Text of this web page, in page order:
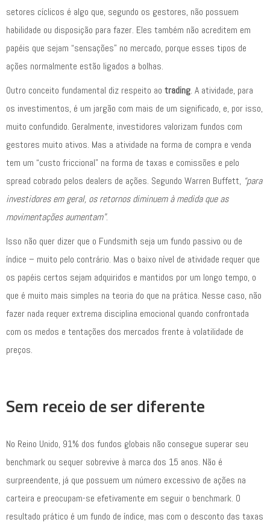
setores cíclicos é algo que, segundo os gestores, não possuem
habilidade ou disposição para fazer. Eles também não acreditem em
papéis que sejam “sensações” no mercado, porque esses tipos de
ações normalmente estão ligados a bolhas.
Outro conceito fundamental diz respeito ao trading. A atividade, para
os investimentos, é um jargão com mais de um significado, e, por isso,
muito confundido. Geralmente, investidores valorizam fundos com
gestores muito ativos. Mas a atividade na forma de compra e venda
tem um “custo friccional” na forma de taxas e comissões e pelo
spread cobrado pelos dealers de ações. Segundo Warren Buffett, “para
investidores em geral, os retornos diminuem à medida que as
movimentações aumentam”.
Isso não quer dizer que o Fundsmith seja um fundo passivo ou de
índice – muito pelo contrário. Mas o baixo nível de atividade requer que
os papéis certos sejam adquiridos e mantidos por um longo tempo, o
que é muito mais simples na teoria do que na prática. Nesse caso, não
fazer nada requer extrema disciplina emocional quando confrontada
com os medos e tentações dos mercados frente à volatilidade de
preços.
Sem receio de ser diferente
No Reino Unido, 91% dos fundos globais não consegue superar seu
benchmark ou sequer sobrevive à marca dos 15 anos. Não é
surpreendente, já que possuem um número excessivo de ações na
carteira e preocupam-se efetivamente em seguir o benchmark. O
resultado prático é um fundo de índice, mas com o desconto das taxas